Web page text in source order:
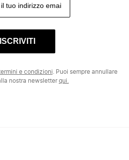
ISCRIVITI
e condizioni . Puoi sempre annullare
nostra newsletterqui.